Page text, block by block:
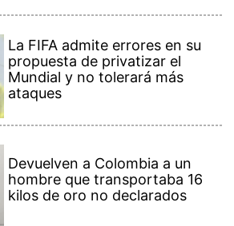
La FIFA admite errores en su
propuesta de privatizar el
Mundial y no tolerará más
ataques
Devuelven a Colombia a un
hombre que transportaba 16
kilos de oro no declarados